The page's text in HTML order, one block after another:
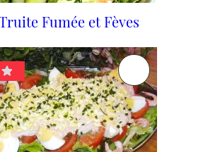
Fumée et Fèves